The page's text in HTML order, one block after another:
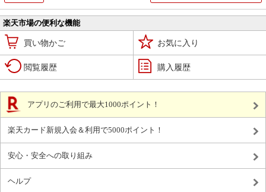
楽天市場の便利な機能
買い物かご お気に入り
閲覧履歴 購入履歴
アプリのご利用で最大1000ポイント！
楽天カード新規入会＆利用で5000ポイント！
安心・安全への取り組み
ヘルプ